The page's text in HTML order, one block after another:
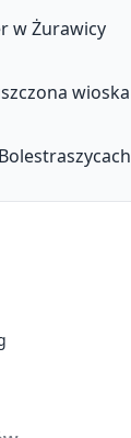
w Żurawicy
wioska